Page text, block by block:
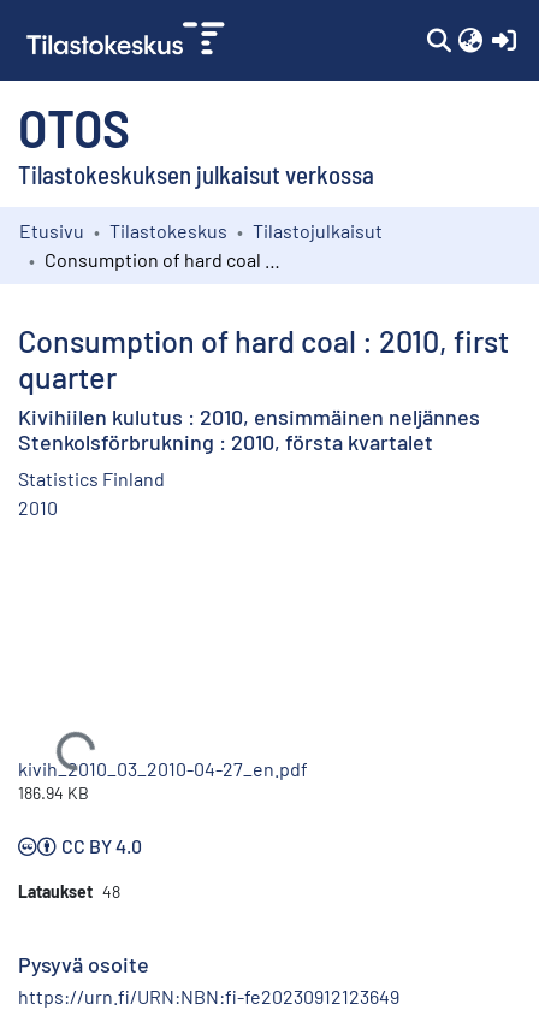
OTOS
Tilastokeskuksen julkaisut verkossa
Kokoelmat
Etusivu Tilastokeskus
Tilastojulkaisut
Consumption of hard coal : 2010, first
quarter
Kivihiilen kulutus : 2010, ensimmäinen neljännes
Stenkolsförbrukning : 2010, första kvartalet
Statistics Finland
2010
Ladataan...
kivih_2010_03_2010-04-27_en.pdf
186.94 KB
CC BY 4.0
Lataukset 48
Pysyvä osoite
https://urn.fi/URN:NBN:fi-fe20230912123649